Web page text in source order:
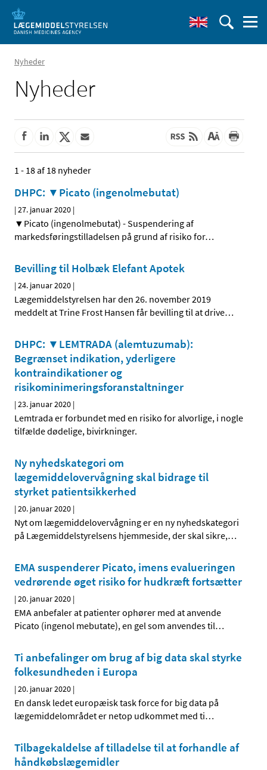
Nyheder
Nyheder
1 - 18 af 18 nyheder
DHPC: ▼Picato (ingenolmebutat)
|27. januar 2020 |
▼Picato (ingenolmebutat) - Suspendering af
markedsføringstilladelsen på grund af risiko for…
Bevilling til Holbæk Elefant Apotek
|24. januar 2020 |
Lægemiddelstyrelsen har den 26. november 2019
meddelt at Trine Frost Hansen får bevilling til at drive…
DHPC: ▼LEMTRADA (alemtuzumab):
Begrænset indikation, yderligere
kontraindikationer og
risikominimeringsforanstaltninger
|23. januar 2020 |
Lemtrada er forbundet med en risiko for alvorlige, i nogle
tilfælde dødelige, bivirkninger.
Ny nyhedskategori om
lægemiddelovervågning skal bidrage til
styrket patientsikkerhed
|20. januar 2020 |
Nyt om lægemiddelovervågning er en ny nyhedskategori
på Lægemiddelstyrelsens hjemmeside, der skal sikre,…
EMA suspenderer Picato, imens evalueringen
vedrørende øget risiko for hudkræft fortsætter
|20. januar 2020 |
EMA anbefaler at patienter ophører med at anvende
Picato (ingenol mebutate), en gel som anvendes til…
Ti anbefalinger om brug af big data skal styrke
folkesundheden i Europa
|20. januar 2020 |
En dansk ledet europæisk task force for big data på
lægemiddelområdet er netop udkommet med ti…
Tilbagekaldelse af tilladelse til at forhandle af
håndkøbslægemidler